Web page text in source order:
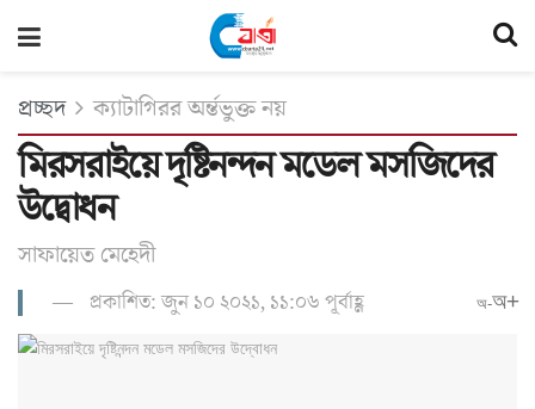
প্রচ্ছদ ক্যাটাগিরর অর্ন্তভুক্ত নয়
মিরসরাইয়ে দৃষ্টিনন্দন মডেল মসজিদের
উদ্বোধন
সাফায়েত মেহেদী
প্রকাশিত: জুন ১০ ২০২১, ১১:০৬ পূর্বাহ্ণ অ-অ+